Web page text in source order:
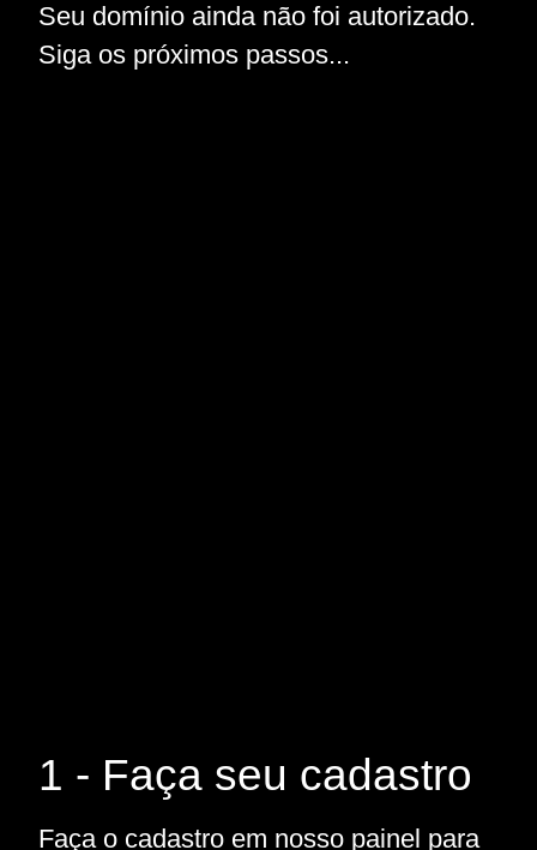
Seu domínio ainda não foi autorizado.
Siga os próximos passos...
1 - Faça seu cadastro
Faça o cadastro em nosso painel para